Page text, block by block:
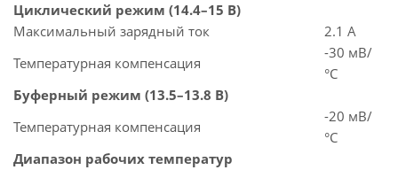
Циклический режим (14.4–15 В)
Максимальный зарядный ток
2.1 А
Температурная компенсация
-30 мВ/
°С
Буферный режим (13.5–13.8 В)
Температурная компенсация
-20 мВ/
°С
Диапазон рабочих температур